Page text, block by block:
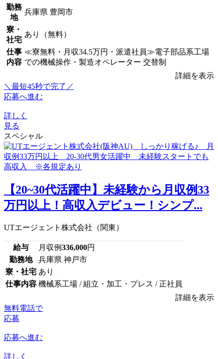
勤務
地
兵庫県 豊岡市
寮・
社宅
あり（無料）
仕事
内容
≪寮無料・月収34.5万円・派遣社員≫電子部品系工場
での機械操作・製造オペレーター 交替制
詳細を表示
＼最短45秒で完了／
応募へ進む
詳しく
見る
スペシャル
【20~30代活躍中】未経験から月収例33
万円以上！高収入デビュー！シンプ...
UTエージェント株式会社（関東）
給与 月収例336,000円
勤務地
兵庫県 神戸市
寮・社宅 あり
仕事内容 機械系工場 / 組立・加工・プレス / 正社員
詳細を表示
無料電話で
応募
応募へ進む
詳しく